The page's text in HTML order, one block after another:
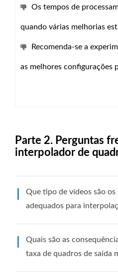
Os tempos de
quando várias melhorias
Recomenda-se a
as melhores configurações
Parte 2. Perguntas
interpolador de
Que tipo de vídeos são os
adequados para
Quais são as
taxa de quadros de saída